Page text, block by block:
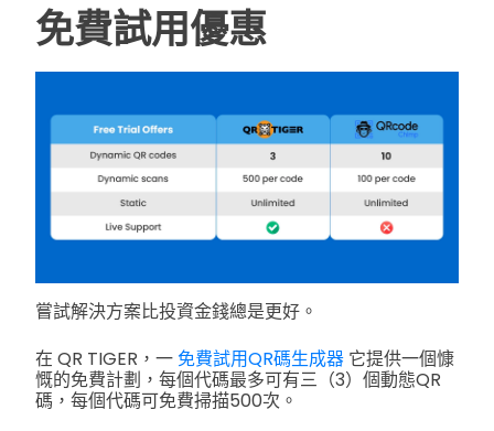
免費試用優惠
嘗試解決方案比投資金錢總是更好。
在 QR TIGER，一 免費試用QR碼生成器 它提供一個慷
慨的免費計劃，每個代碼最多可有三（3）個動態QR
碼，每個代碼可免費掃描500次。